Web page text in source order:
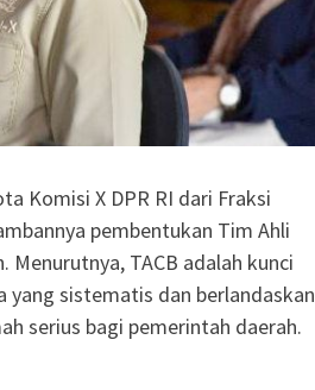
Komisi X DPR RI dari Fraksi
pembentukan Tim Ahli
Menurutnya, TACB adalah kunci
yang sistematis dan berlandaskan
serius bagi pemerintah daerah.